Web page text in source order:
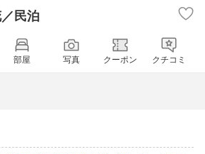
民泊
部屋 写真 クーポン クチコミ